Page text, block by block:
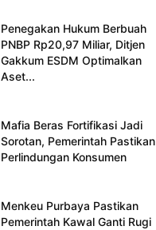
Penegakan Hukum Berbuah
PNBP Rp20,97 Miliar, Ditjen
Gakkum ESDM Optimalkan
Aset...
Mafia Beras Fortifikasi Jadi
Sorotan, Pemerintah Pastikan
Perlindungan Konsumen
Menkeu Purbaya Pastikan
Pemerintah Kawal Ganti Rugi